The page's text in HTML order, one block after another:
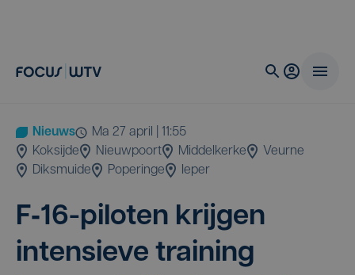
Nieuws
ma 27 april | 11:55
Koksijde
Nieuwpoort Middelkerke
Veurne
Diksmuide
Poperinge Ieper
F‑16-pilo­ten krij­gen
inten­sie­ve trai­ning